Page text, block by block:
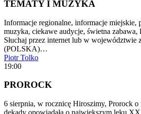
TEMATY I MUZYKA
Informacje regionalne, informacje miejskie,
muzyka, ciekawe audycje, świetna zabawa,
Słuchaj przez internet lub w województwie
(POLSKA)…
Piotr Tolko
19:00
PROROCK
6 sierpnia, w rocznicę Hiroszimy, Prorock o
dekady opowiadała o największym lęku